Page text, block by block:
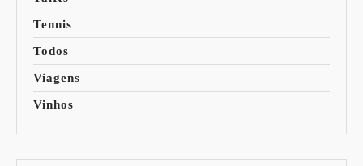
Tennis
Todos
Viagens
Vinhos